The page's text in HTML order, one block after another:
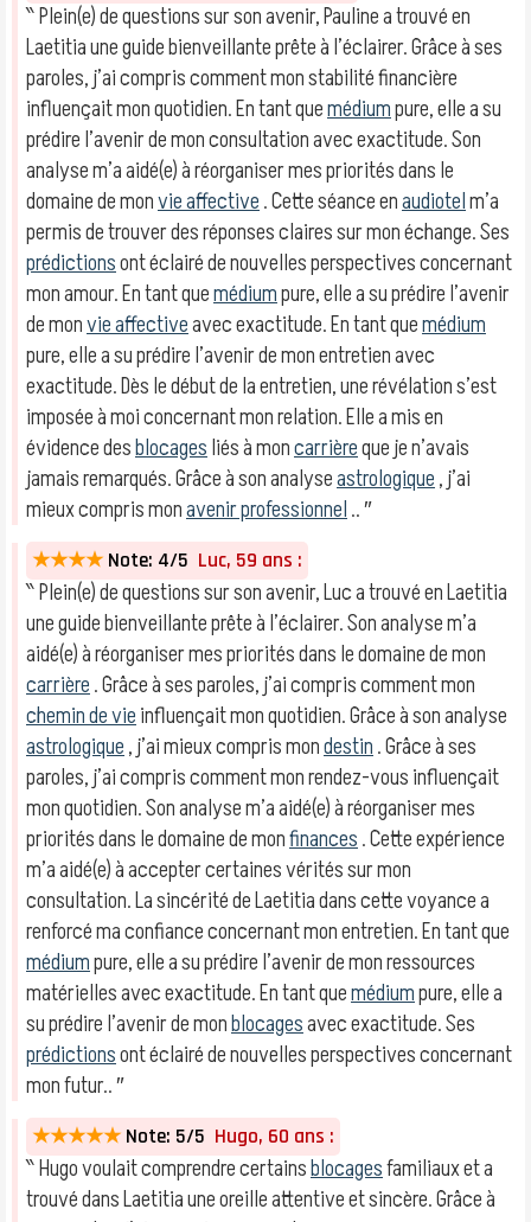
‶ Plein(e) de questions sur son avenir, Pauline a trouvé en
Laetitia une guide bienveillante prête à l’éclairer. Grâce à ses
paroles, j’ai compris comment mon stabilité financière
influençait mon quotidien. En tant quemédiumpure, elle a su
prédire l’avenir de mon consultation avec exactitude. Son
analyse m’a aidé(e) à réorganiser mes priorités dans le
domaine de monvie affective. Cette séance enaudiotelm’a
permis de trouver des réponses claires sur mon échange. Ses
prédictionsont éclairé de nouvelles perspectives concernant
mon amour. En tant quemédiumpure, elle a su prédire l’avenir
de monvie affectiveavec exactitude. En tant quemédium
pure, elle a su prédire l’avenir de mon entretien avec
exactitude. Dès le début de la entretien, une révélation s’est
imposée à moi concernant mon relation. Elle a mis en
évidence desblocagesliés à moncarrièreque je n’avais
jamais remarqués. Grâce à son analyseastrologique, j’ai
mieux compris monavenir professionnel.. ″
★★★★ Note: 4/5 Luc, 59 ans :
‶ Plein(e) de questions sur son avenir, Luc a trouvé en Laetitia
une guide bienveillante prête à l’éclairer. Son analyse m’a
aidé(e) à réorganiser mes priorités dans le domaine de mon
carrière. Grâce à ses paroles, j’ai compris comment mon
chemin de vieinfluençait mon quotidien. Grâce à son analyse
astrologique, j’ai mieux compris mondestin. Grâce à ses
paroles, j’ai compris comment mon rendez-vous influençait
mon quotidien. Son analyse m’a aidé(e) à réorganiser mes
priorités dans le domaine de monfinances. Cette expérience
m’a aidé(e) à accepter certaines vérités sur mon
consultation. La sincérité de Laetitia dans cette voyance a
renforcé ma confiance concernant mon entretien. En tant que
médiumpure, elle a su prédire l’avenir de mon ressources
matérielles avec exactitude. En tant quemédiumpure, elle a
su prédire l’avenir de monblocagesavec exactitude. Ses
prédictionsont éclairé de nouvelles perspectives concernant
mon futur.. ″
★★★★★ Note: 5/5 Hugo, 60 ans :
‶ Hugo voulait comprendre certainsblocagesfamiliaux et a
trouvé dans Laetitia une oreille attentive et sincère. Grâce à